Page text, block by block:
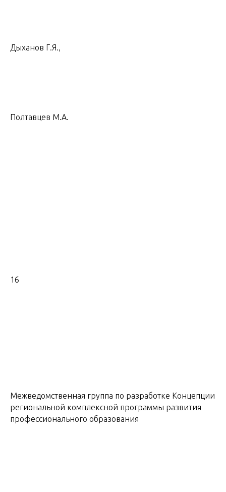
Дыханов Г.Я.,
Полтавцев М.А.
16
Межведомственная группа по разработке Концепции
региональной комплексной программы развития
профессионального образования